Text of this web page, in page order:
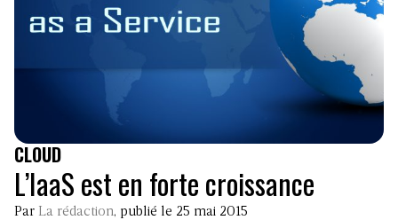
CLOUD
L’IaaS est en forte croissance
Par La rédaction, publié le 25 mai 2015